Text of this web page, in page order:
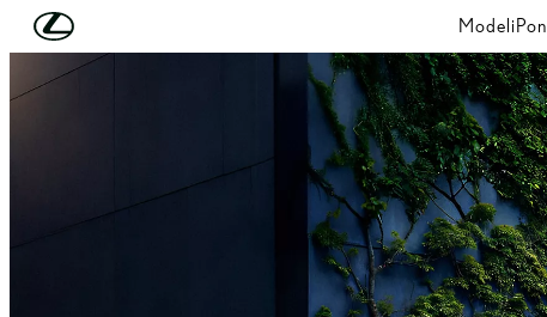
Skip to Main Content Modeli